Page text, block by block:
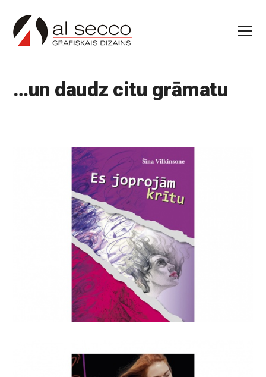
…un daudz citu grāmatu